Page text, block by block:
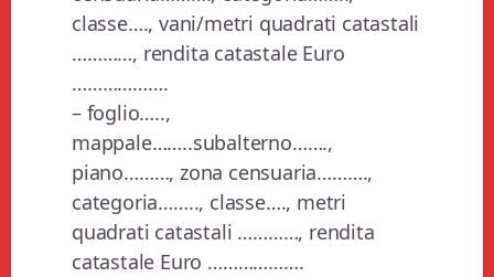
classe…., vani/metri quadrati catastali
…………, rendita catastale Euro
……………….
– foglio…..,
mappale……..subalterno…….,
piano………, zona censuaria……….,
categoria…….., classe…., metri
quadrati catastali …………, rendita
catastale Euro ……………….